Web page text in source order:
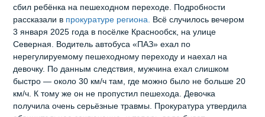
сбил ребёнка на пешеходном переходе. Подробности
рассказали в прокуратуре региона.
Всё случилось вечером
3 января 2025 года в посёлке Краснообск, на улице
Северная. Водитель автобуса «ПАЗ» ехал по
нерегулируемому пешеходному переходу и наехал на
девочку. По данным следствия, мужчина ехал слишком
быстро — около 30 км/ч там, где можно было не больше 20
км/ч. К тому же он не пропустил пешехода. Девочка
получила очень серьёзные травмы. Прокуратура утвердила